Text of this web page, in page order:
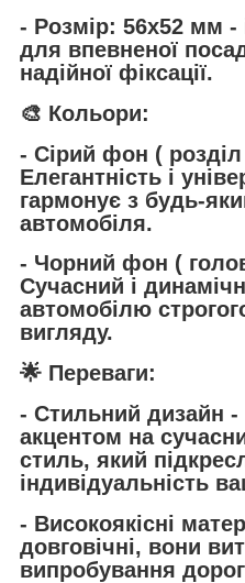
- Розмір: 56х52 мм -
для впевненої
надійної фіксації.
🎨 Кольори:
- Сірий фон (
Елегантність і
гармонує з будь-
автомобіля.
- Чорний фон (
Сучасний і
автомобілю
вигляду.
🌟 Переваги:
- Стильний дизайн -
акцентом на
стиль, який
індивідуальність
- Високоякісні
довговічні, вони
випробування